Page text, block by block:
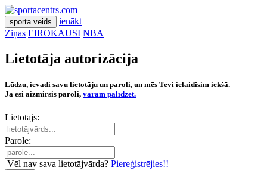
sporta veids
ienākt
Ziņas EIROKAUSI NBA
Lietotāja autorizācija
Lūdzu, ievadi savu lietotāju un paroli, un mēs Tevi ielaidīsim iekšā.
Ja esi aizmirsis paroli, varam palīdzēt.
Lietotājs:
Parole:
Vēl nav sava lietotājvārda? Piereģistrējies!!